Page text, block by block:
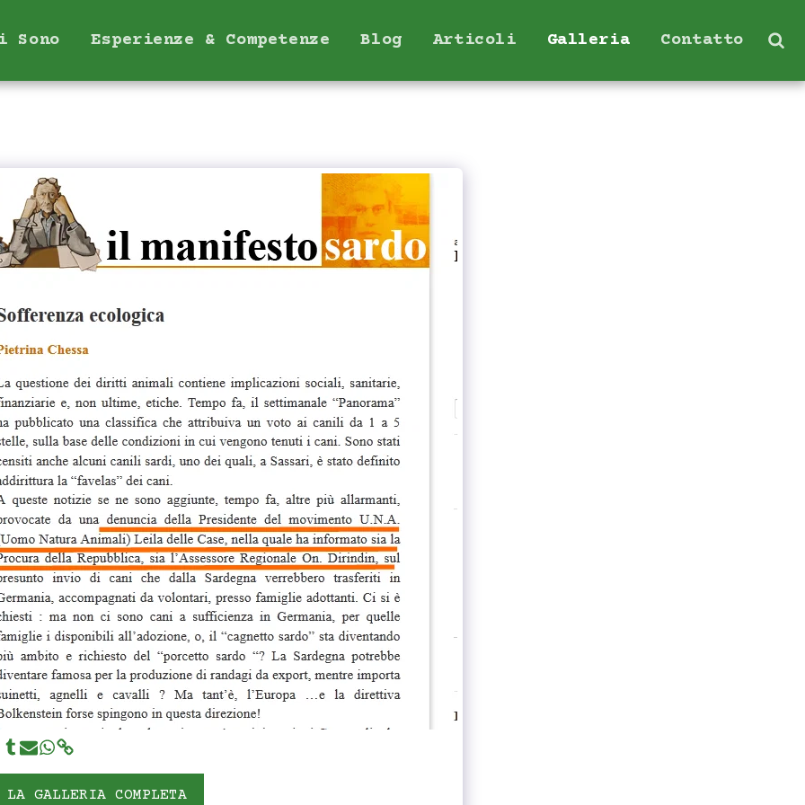
Sono Esperienze & Competenze Blog Articoli Galleria Contatto
GALLERIA COMPLETA